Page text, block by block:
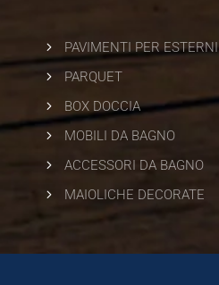
5
PAVIMENTI PER ESTERNI
5
PARQUET
5
BOX DOCCIA
5
MOBILI DA BAGNO
5
ACCESSORI DA BAGNO
5
MAIOLICHE DECORATE